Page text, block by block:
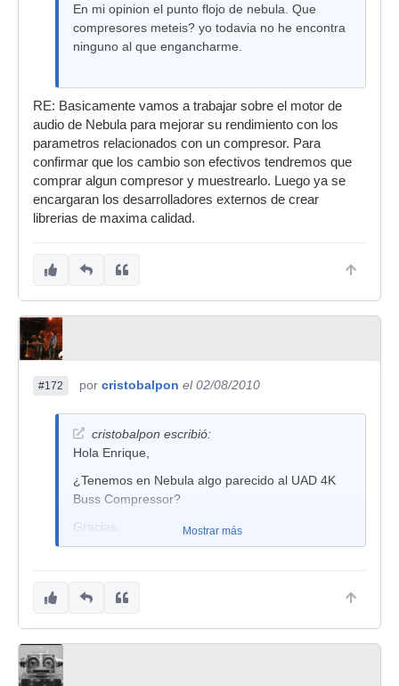
En mi opinion el punto flojo de nebula. Que
compresores meteis? yo todavia no he encontra
ninguno al que engancharme.
RE: Basicamente vamos a trabajar sobre el motor de
audio de Nebula para mejorar su rendimiento con los
parametros relacionados con un compresor. Para
confirmar que los cambio son efectivos tendremos que
comprar algun compresor y muestrearlo. Luego ya se
encargaran los desarrolladores externos de crear
librerias de maxima calidad.
#172 por cristobalpon el 02/08/2010
cristobalpon escribió:
Hola Enrique,
¿Tenemos en Nebula algo parecido al UAD 4K
Buss Compressor?
Gracias.
Mostrar más